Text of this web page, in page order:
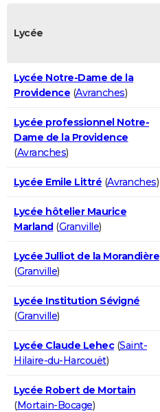
Lycée
Lycée Notre-Dame de la
Providence (Avranches)
Lycée professionnel Notre-
Dame de la Providence
(Avranches)
Lycée Emile Littré (Avranches)
Lycée hôtelier Maurice
Marland(Granville)
Lycée Julliot de la Morandière
(Granville)
Lycée Institution Sévigné
(Granville)
Lycée Claude Lehec(Saint-
Hilaire-du-Harcouët)
Lycée Robert de Mortain
(Mortain-Bocage)